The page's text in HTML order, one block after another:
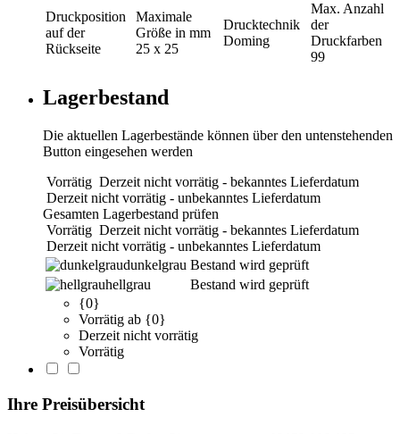
Druckposition
auf der
Rückseite
Maximale
Größe in mm
25 x 25
Drucktechnik
Doming
Max. Anzahl
der
Druckfarben
99
Lagerbestand
Die aktuellen Lagerbestände können über den untenstehenden
Button eingesehen werden
Vorrätig Derzeit nicht vorrätig - bekanntes Lieferdatum
Derzeit nicht vorrätig - unbekanntes Lieferdatum
Gesamten Lagerbestand prüfen
Vorrätig Derzeit nicht vorrätig - bekanntes Lieferdatum
Derzeit nicht vorrätig - unbekanntes Lieferdatum
dunkelgrau Bestand wird geprüft
hellgrau
Bestand wird geprüft
{0}
Vorrätig ab {0}
Derzeit nicht vorrätig
Vorrätig
Ihre Preisübersicht